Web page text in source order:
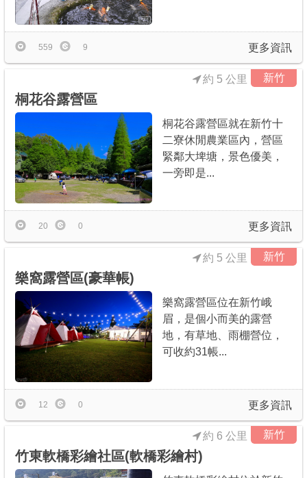
更多資訊
559 9
新竹
桐花谷露營區
約 5 公里
桐花谷露營區就在新竹十
二寮休閒農業區內，營區
緊鄰大埤塘，景色優美，
一旁即是...
更多資訊
20 0
新竹
樂窩露營區(豪華帳)
約 5 公里
樂窩露營區位在新竹峨
眉，是個小而美的露營
地，有草地、雨棚營位，
可收約31帳...
更多資訊
12 0
新竹
竹東軟橋彩繪社區(軟橋彩繪村)
約 6 公里